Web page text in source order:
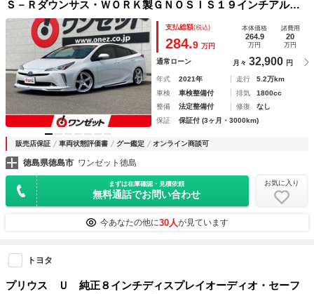
Ｓ－Ｒダウンサス・ＷＯＲＫ製ＧＮＯＳＩＳ１９インチアル
ミ・８インチディスプレイ・パノラミックビューモニター・ヘ
ッドアップディスプレイ・黒合皮シート・セーフティセンス・
レーダークルー
支払総額(税込)
284.9 万円
本体価格
264.9
万円
諸費用
20
万円
通常ローン 月々 32,900 円
年式 2021年 走行
5.2万km
車検
車検整備付 排気
1800cc
整備
法定整備付 修復
なし
保証
保証付 (3ヶ月・3000km)
販売店保証 車両状態評価書 グー鑑定 オンライン商談可
徳島県徳島市 ワンゼット徳島
まずは在庫確認・見積依頼
無料通話でお問い合わせ
お気に入り
今あなたの他に30人が見ています
トヨタ
プリウス Ｕ 純正８インチディスプレイオーディオ・セーフ